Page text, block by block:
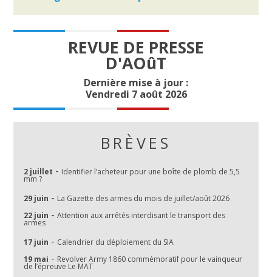
REVUE DE PRESSE
D'AOûT
Dernière mise à jour :
Vendredi 7 août 2026
BRÈVES
2 juillet - Identifier l’acheteur pour une boîte de plomb de 5,5
mm ?
29 juin - La Gazette des armes du mois de juillet/août 2026
22 juin -Attention aux arrêtés interdisant le transport des
armes
17 juin - Calendrier du déploiement du SIA
19 mai - Revolver Army 1860 commémoratif pour le vainqueur
de l’épreuve Le MAT